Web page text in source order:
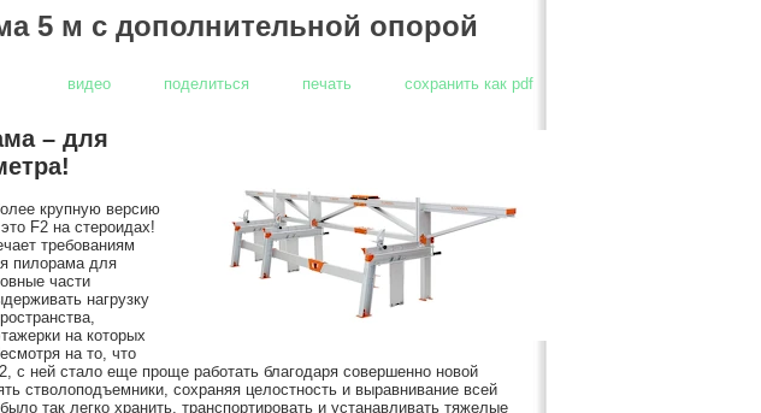
5 м с дополнительной опорой
видео поделиться печать сохранить как pdf
– для
крупную версию
F2 на стероидах!
требованиям
пилорама для
части
нагрузку
на которых
на то, что
с ней стало еще проще работать благодаря совершенно новой
стволоподъемники, сохраняя целостность и выравнивание всей
так легко хранить, транспортировать и устанавливать тяжелые